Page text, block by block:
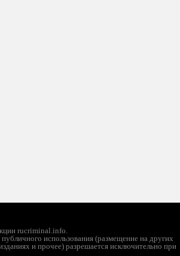
rucriminal.info.
использования (размещение на других
и прочее) разрешается исключительно при